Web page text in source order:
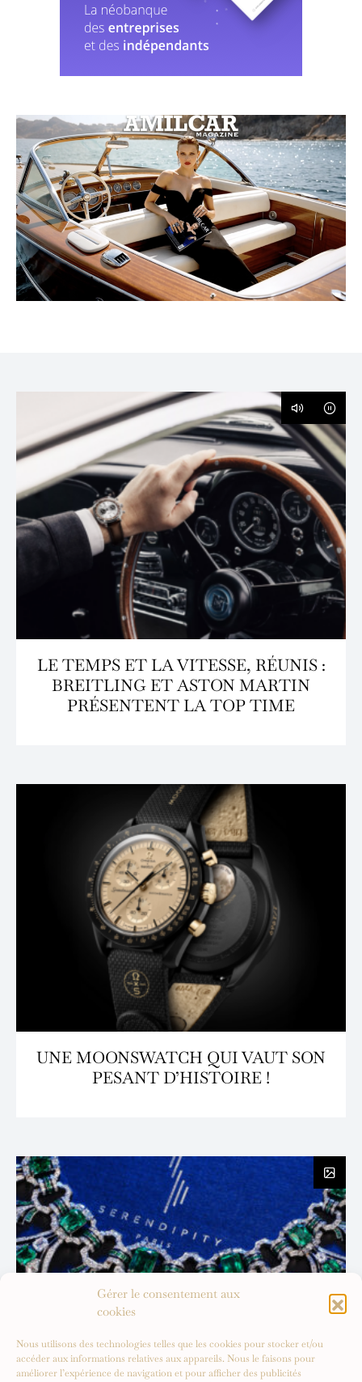
Gérer le consentement aux
cookies
Nous utilisons des technologies telles que les cookies pour stocker et/ou
accéder aux informations relatives aux appareils. Nous le faisons pour
améliorer l’expérience de navigation et pour afficher des publicités
LE TEMPS ET LA VITESSE, RÉUNIS :
BREITLING ET ASTON MARTIN
PRÉSENTENT LA TOP TIME
UNE MOONSWATCH QUI VAUT SON
PESANT D’HISTOIRE !